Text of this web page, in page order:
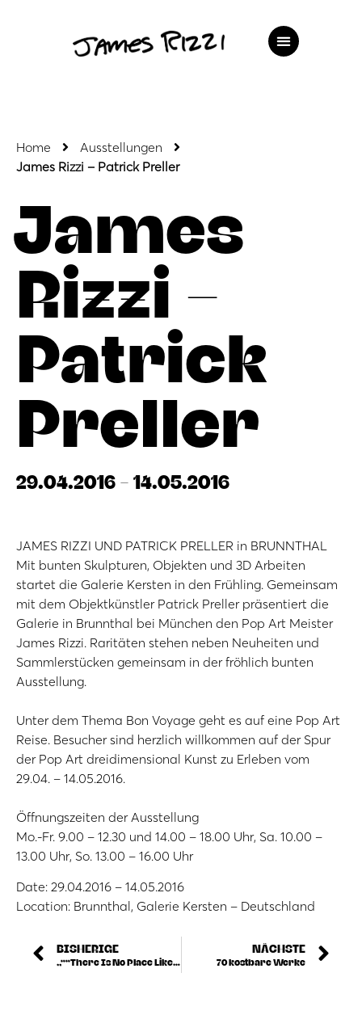
Home
Ausstellungen
James Rizzi – Patrick Preller
James
Rizzi –
Patrick
Preller
29.04.2016 - 14.05.2016
JAMES RIZZI UND PATRICK PRELLER in BRUNNTHAL
Mit bunten Skulpturen, Objekten und 3D Arbeiten
startet die Galerie Kersten in den Frühling. Gemeinsam
mit dem Objektkünstler Patrick Preller präsentiert die
Galerie in Brunnthal bei München den Pop Art Meister
James Rizzi. Raritäten stehen neben Neuheiten und
Sammlerstücken gemeinsam in der fröhlich bunten
Ausstellung.
Unter dem Thema Bon Voyage geht es auf eine Pop Art
Reise. Besucher sind herzlich willkommen auf der Spur
der Pop Art dreidimensional Kunst zu Erleben vom
29.04. – 14.05.2016.
Öffnungszeiten der Ausstellung
Mo.-Fr. 9.00 – 12.30 und 14.00 – 18.00 Uhr, Sa. 10.00 –
13.00 Uhr, So. 13.00 – 16.00 Uhr
Date: 29.04.2016 – 14.05.2016
Location: Brunnthal, Galerie Kersten – Deutschland
BISHERIGE
„““There Is No Place Like Home“““
NÄCHSTE
70 kostbare Werke